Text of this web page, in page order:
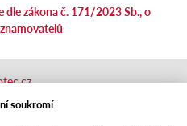
zákona č. 171/2023 Sb., o
soukromí